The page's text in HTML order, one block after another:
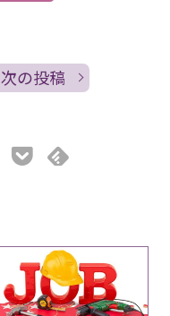
次の投稿